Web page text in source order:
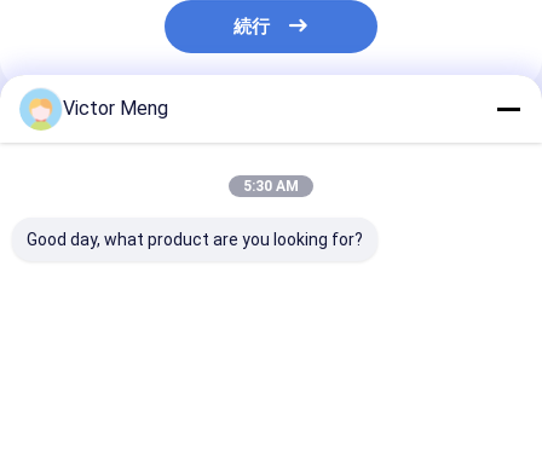
続行
推薦されたプロダクト
Victor Meng
5:30 AM
Good day, what product are you looking for?